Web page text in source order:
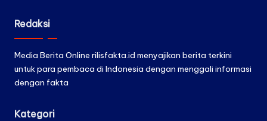
Redaksi
Media Berita Online rilisfakta.id menyajikan berita terkini
untuk para pembaca di Indonesia dengan menggali informasi
dengan fakta
Kategori